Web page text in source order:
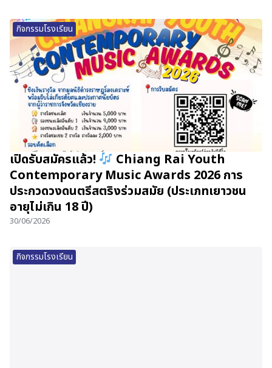
กิจกรรมโรงเรียน
เปิดรับสมัครแล้ว!
Chiang Rai Youth
Contemporary Music Awards 2026 การ
ประกวดวงดนตรีสตริงร่วมสมัย (ประเภทเยาวชน
อายุไม่เกิน 18 ปี)
30/06/2026
กิจกรรมโรงเรียน